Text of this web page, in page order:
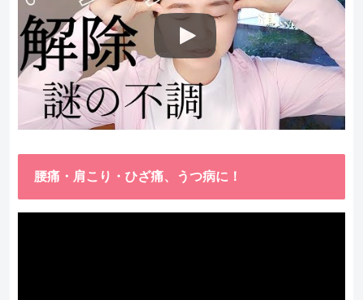
腰痛・肩こり・ひざ痛、うつ病に！